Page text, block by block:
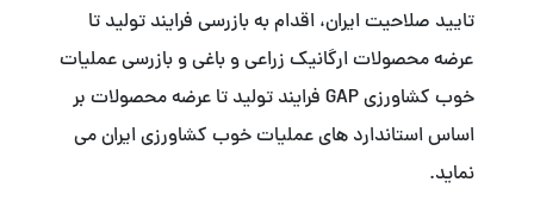
تایید صلاحیت ایران، اقدام به بازرسی فرایند تولید تا
عرضه محصولات ارگانیک زراعی و باغی و بازرسی عملیات
خوب کشاورزی GAP فرایند تولید تا عرضه محصولات بر
اساس استاندارد های عملیات خوب کشاورزی ایران می
نماید.